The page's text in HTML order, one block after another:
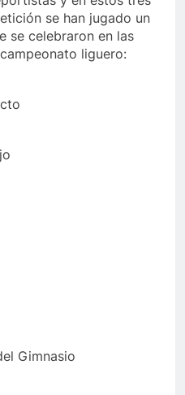
se han jugado un
se celebraron en las
liguero:
Gimnasio